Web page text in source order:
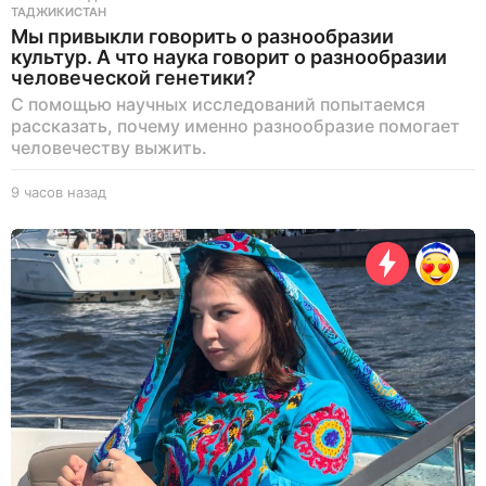
ТАДЖИКИСТАН
Мы привыкли говорить о разнообразии
культур. А что наука говорит о разнообразии
человеческой генетики?
С помощью научных исследований попытаемся
рассказать, почему именно разнообразие помогает
человечеству выжить.
9 часов назад
а
с
в
н
а
з
а
д